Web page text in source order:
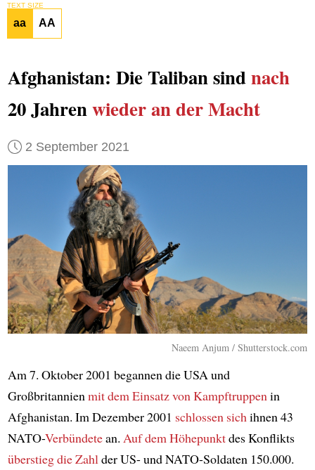
TEXT SIZE
aa AA
Afghanistan: Die Taliban sindnach
20 Jahrenwieder an der Macht
2 September 2021
Naeem Anjum / Shutterstock.com
Am 7. Oktober 2001 begannen die USA und
Großbritannien mit dem Einsatzvon Kampftruppen in
Afghanistan. Im Dezember 2001 schlossen sich ihnen 43
NATO-Verbündetean. Auf dem Höhepunktdes Konflikts
überstiegdie Zahl der US- und NATO-Soldaten 150.000.